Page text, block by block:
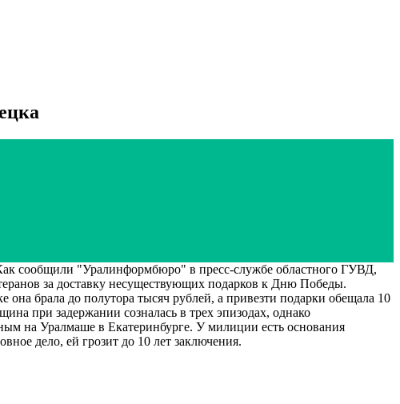
сообщили "Уралинформбюро" в пресс-службе областного ГУВД,
за доставку несуществующих подарков к Дню Победы.
брала до полутора тысяч рублей, а привезти подарки обещала 10
при задержании созналась в трех эпизодах, однако
на Уралмаше в Екатеринбурге. У милиции есть основания
дело, ей грозит до 10 лет заключения.